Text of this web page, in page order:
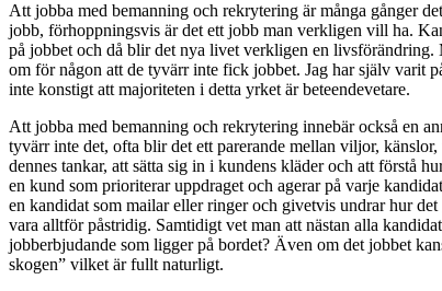
Att jobba med bemanning och rekrytering är många gånger
jobb, förhoppningsvis är det ett jobb man verkligen vill ha.
på jobbet och då blir det nya livet verkligen en livsförändring.
om för någon att de tyvärr inte fick jobbet. Jag har själv varit
inte konstigt att majoriteten i detta yrket är beteendevetare.
Att jobba med bemanning och rekrytering innebär också en
tyvärr inte det, ofta blir det ett parerande mellan viljor,
dennes tankar, att sätta sig in i kundens kläder och att förstå
en kund som prioriterar uppdraget och agerar på varje
en kandidat som mailar eller ringer och givetvis undrar hur
vara alltför påstridig. Samtidigt vet man att nästan alla
jobberbjudande som ligger på bordet? Även om det jobbet
skogen” vilket är fullt naturligt.